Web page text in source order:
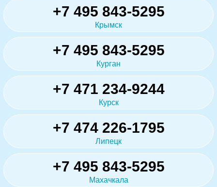
+7 495 843-5295
Крымск
+7 495 843-5295
Курган
+7 471 234-9244
Курск
+7 474 226-1795
Липецк
+7 495 843-5295
Махачкала